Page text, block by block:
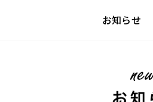
お知らせ